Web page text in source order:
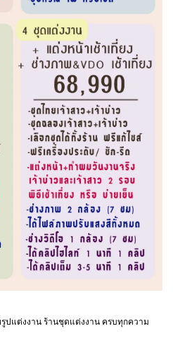
ปแต่งงาน ร้านชุดแต่งงาน ครบทุกความ